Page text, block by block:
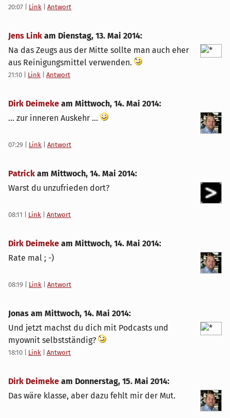
20:07 Link Antwort
Jens Link am Dienstag, 13. Mai 2014:
Na das Zeugs aus der Mitte sollte man auch eher
aus Reinigungsmittel verwenden.
21:10 Link Antwort
Dirk Deimeke am Mittwoch, 14. Mai 2014:
... zur inneren Auskehr ...
07:29 Link Antwort
Patrick am Mittwoch, 14. Mai 2014:
Warst du unzufrieden dort?
08:11 Link Antwort
Dirk Deimeke am Mittwoch, 14. Mai 2014:
Rate mal ; -)
08:19 Link Antwort
Jonas am Mittwoch, 14. Mai 2014:
Und jetzt machst du dich mit Podcasts und
myownit selbstständig?
18:10 Link Antwort
Dirk Deimeke am Donnerstag, 15. Mai 2014:
Das wäre klasse, aber dazu fehlt mir der Mut.